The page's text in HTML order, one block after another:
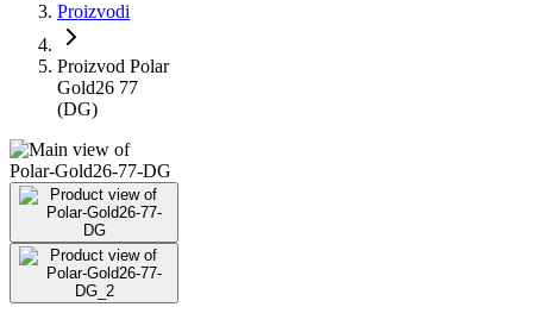
Proizvodi
Proizvod Polar
Gold26 77
(DG)